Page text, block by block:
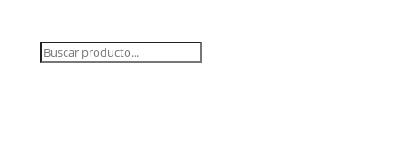
INICIO